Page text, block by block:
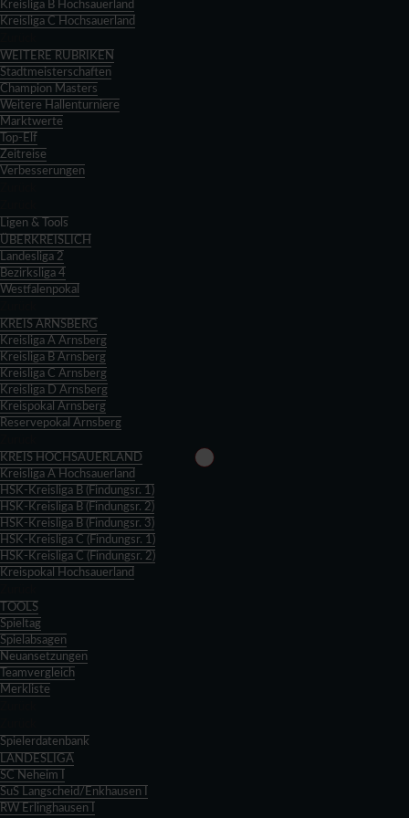
Kreisliga B Hochsauerland
Kreisliga C Hochsauerland
WEITERE RUBRIKEN
Stadtmeisterschaften
Champion Masters
Weitere Hallenturniere
Marktwerte
Top-Elf
Zeitreise
Verbesserungen
Ligen & Tools
ÜBERKREISLICH
Landesliga 2
Bezirksliga 4
Westfalenpokal
KREIS ARNSBERG
Kreisliga A Arnsberg
Kreisliga B Arnsberg
Kreisliga C Arnsberg
Kreisliga D Arnsberg
Kreispokal Arnsberg
Reservepokal Arnsberg
KREIS HOCHSAUERLAND
Kreisliga A Hochsauerland
HSK-Kreisliga B (Findungsr. 1)
HSK-Kreisliga B (Findungsr. 2)
HSK-Kreisliga B (Findungsr. 3)
HSK-Kreisliga C (Findungsr. 1)
HSK-Kreisliga C (Findungsr. 2)
Kreispokal Hochsauerland
TOOLS
Spieltag
Spielabsagen
Neuansetzungen
Teamvergleich
Merkliste
Spielerdatenbank
LANDESLIGA
SC Neheim I
SuS Langscheid/Enkhausen I
RW Erlinghausen I